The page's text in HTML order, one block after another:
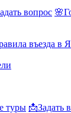
вопрос
въезда в
туры 📩Задать